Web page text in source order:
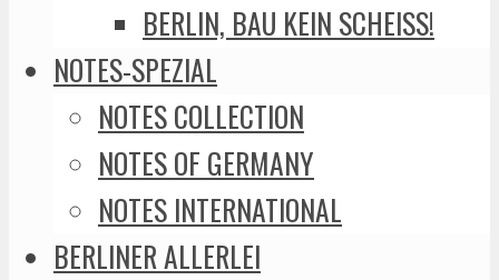
BERLIN, BAU KEIN SCHEISS!
NOTES-SPEZIAL
NOTES COLLECTION
NOTES OF GERMANY
NOTES INTERNATIONAL
BERLINER ALLERLEI